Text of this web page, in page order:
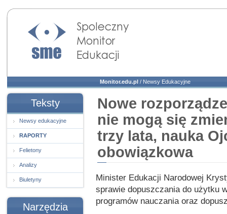
Społeczny Monitor
Edukacji
Monitor.edu.pl / Newsy Edukacyjne
Teksty
Newsy edukacyjne
RAPORTY
Felietony
Analizy
Biuletyny
Narzędzia
Nowe
nie mogą się
trzy lata, nauka
obowiązkowa
Minister Edukacji Narodowej
sprawie dopuszczania do użytku
programów nauczania oraz